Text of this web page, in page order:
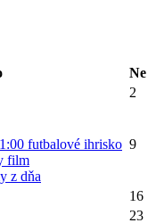
Ne
2
futbalové ihrisko
film
z dňa
9
16
23